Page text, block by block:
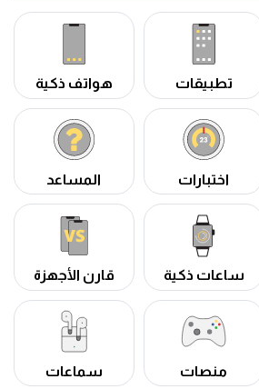
تطبيقات هواتف ذكية
اختبارات المساعد
ساعات ذكية قارن الأجهزة
منصات سماعات